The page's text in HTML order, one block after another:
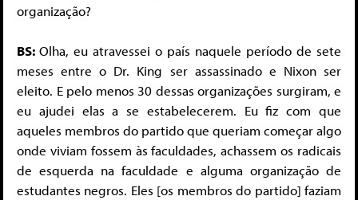
organização?
BS: Olha, eu atravessei o país naquele período de sete
meses entre o Dr. King ser assassinado e Nixon ser
eleito. E pelo menos 30 dessas organizações surgiram, e
eu ajudei elas a se estabelecerem. Eu fiz com que
aqueles membros do partido que queriam começar algo
onde viviam fossem às faculdades, achassem os radicais
de esquerda na faculdade e alguma organização de
estudantes negros. Eles [os membros do partido] faziam